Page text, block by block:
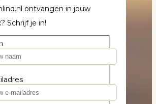
ontvangen in jouw
Schrijf je in!